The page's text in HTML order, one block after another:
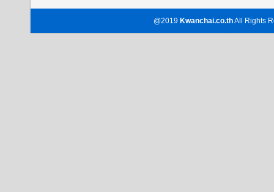
@2019 Kwanchai.co.thAll Rights